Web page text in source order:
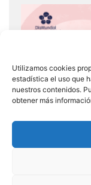
Utilizamos cookies
estadística el uso que
nuestros contenidos.
obtener más